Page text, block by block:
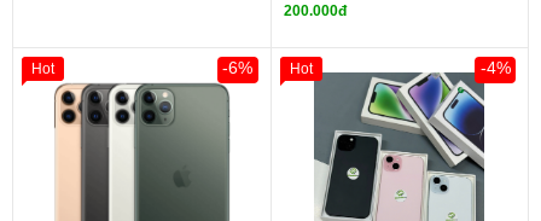
200.000đ
-6%
Hot -4%
Hot